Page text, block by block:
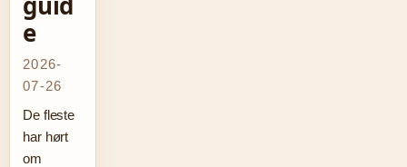
e
2026-
07-26
De fleste
har hørt
om